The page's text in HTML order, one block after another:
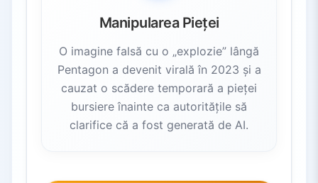
Manipularea Pieței
O imagine falsă cu o „explozie” lângă
Pentagon a devenit virală în 2023 și a
cauzat o scădere temporară a pieței
bursiere înainte ca autoritățile să
clarifice că a fost generată de AI.